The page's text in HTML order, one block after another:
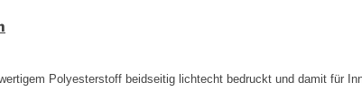
Polyesterstoff beidseitig lichtecht bedruckt und damit für